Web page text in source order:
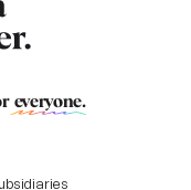
everyone.